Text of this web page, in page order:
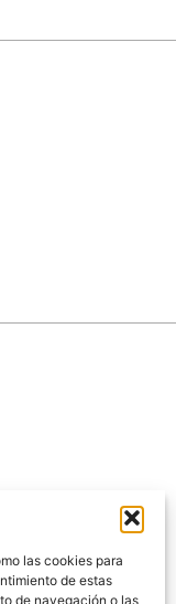
las cookies para
de estas
de navegación o las